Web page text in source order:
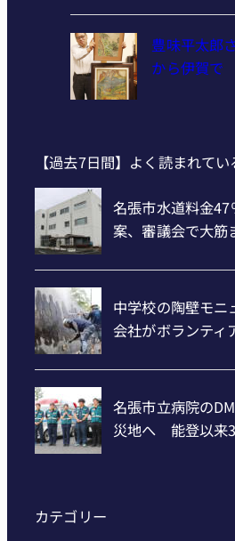
豊味平太郎
から伊賀で
【過去7日間】よく読まれて
カテゴリー